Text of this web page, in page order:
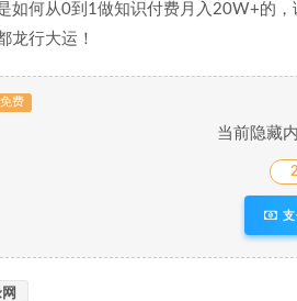
如何从0到1做知识付费月入20W+的
龙行大运！
费
当前隐藏